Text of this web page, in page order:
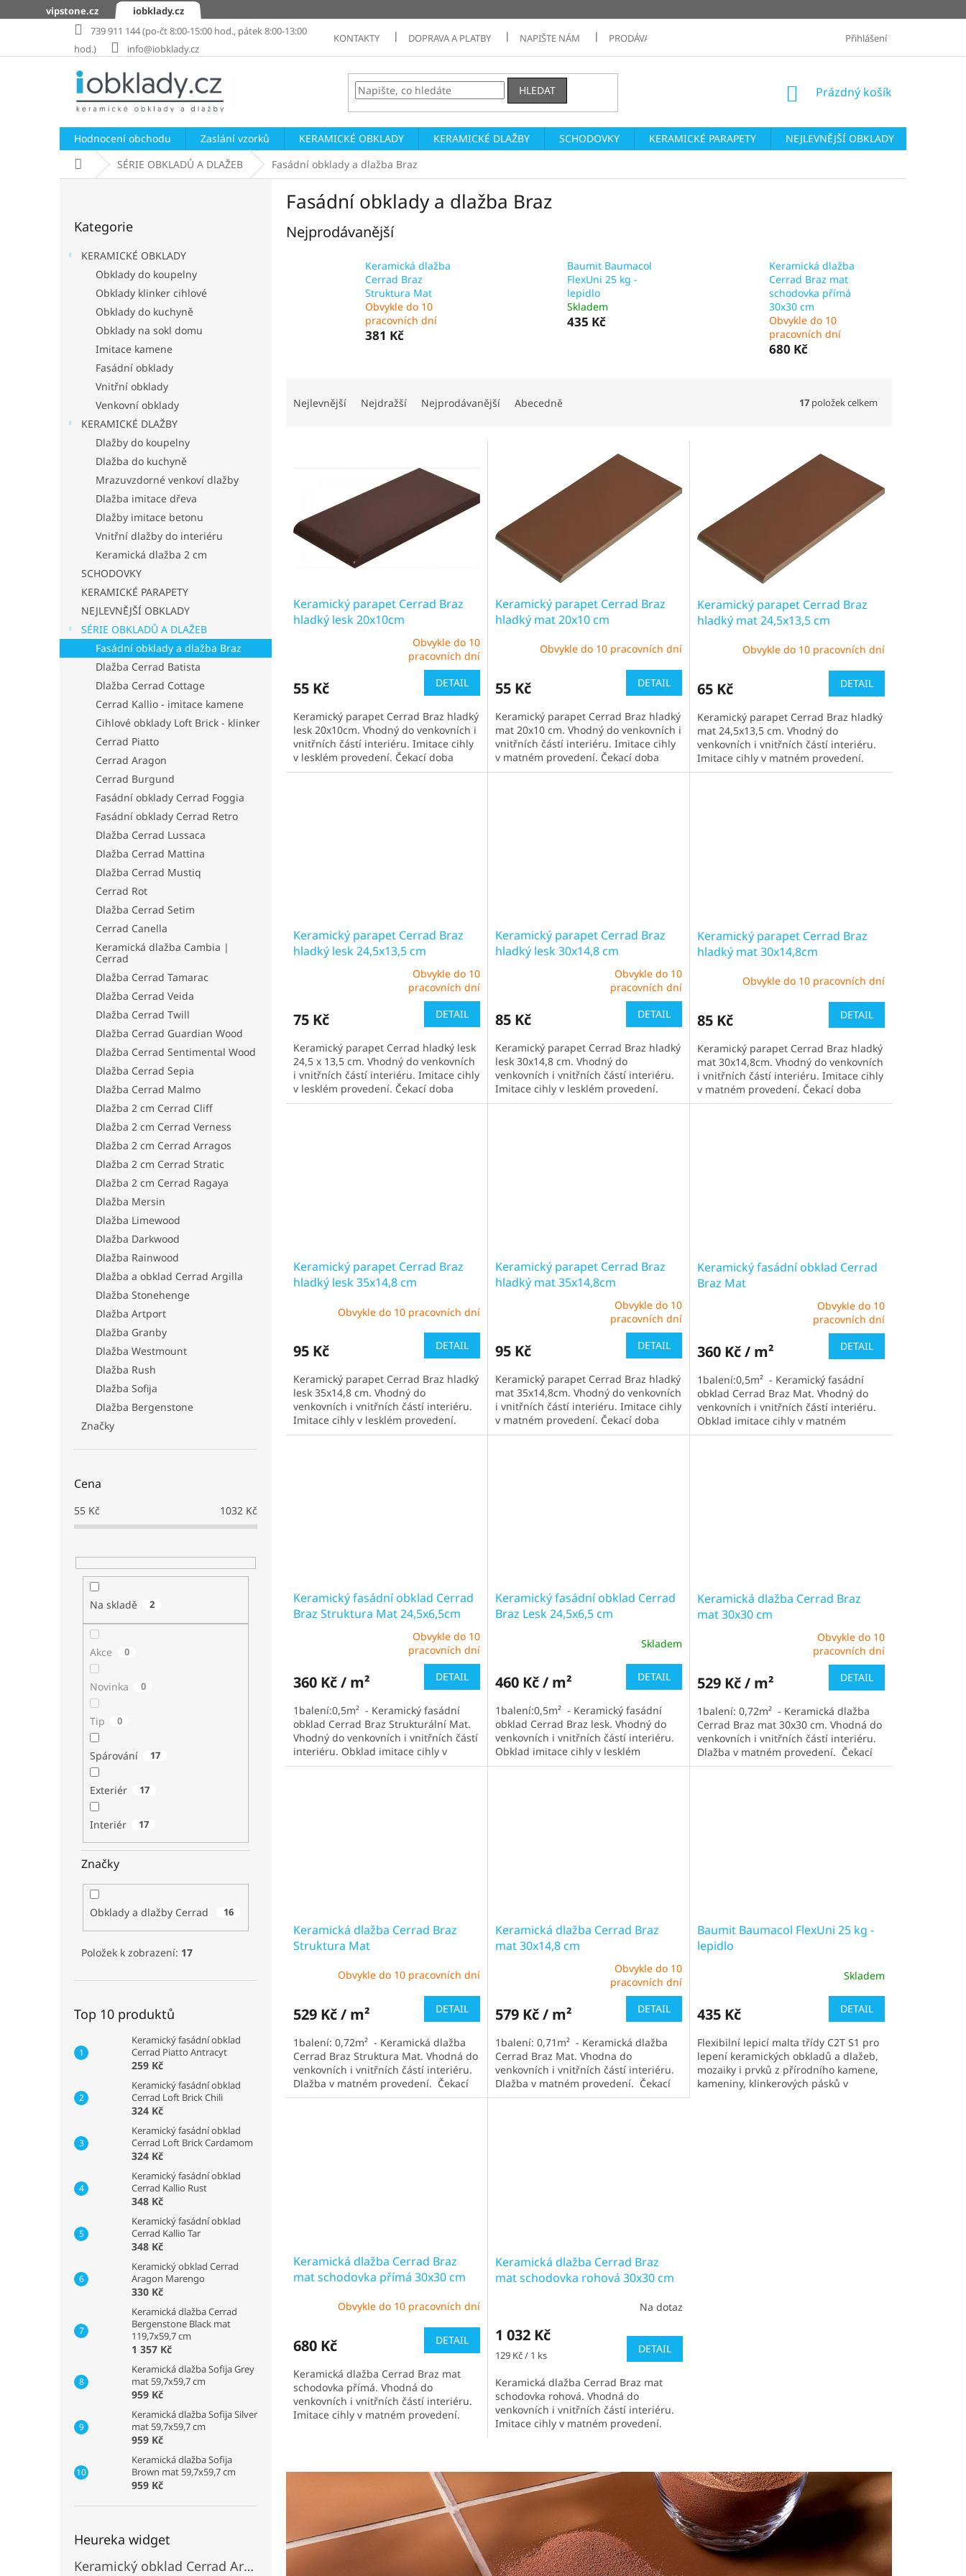
na
vipstone.cz
iobklady.cz
739 911 144 (po-čt 8:00-15:00 hod., pátek 8:00-13:00
hod.)
info@iobklady.cz
KONTAKTY DOPRAVA A PLATBY NAPIŠTE NÁM PRODÁVANÉ ZNAČKY ZASLÁNÍ VZORKŮ
Přihlášení
HLEDAT
NÁKUPNÍ
Prázdný košík
Hodnocení obchodu Zaslání vzorků KERAMICKÉ OBKLADY KERAMICKÉ DLAŽBY SCHODOVKY KERAMICKÉ PARAPETY NEJLEVNĚJŠÍ OBKLADY
Domů SÉRIE OBKLADŮ A DLAŽEB Fasádní obklady a dlažba Braz
kategorie
Kategorie
KERAMICKÉ OBKLADY
Obklady do koupelny
Obklady klinker cihlové
Obklady do kuchyně
Obklady na sokl domu
Imitace kamene
Fasádní obklady
Vnitřní obklady
Venkovní obklady
KERAMICKÉ DLAŽBY
Dlažby do koupelny
Dlažba do kuchyně
Mrazuvzdorné venkoví dlažby
Dlažba imitace dřeva
Dlažby imitace betonu
Vnitřní dlažby do interiéru
Keramická dlažba 2 cm
SCHODOVKY
KERAMICKÉ PARAPETY
NEJLEVNĚJŠÍ OBKLADY
SÉRIE OBKLADŮ A DLAŽEB
Fasádní obklady a dlažba Braz
Dlažba Cerrad Batista
Dlažba Cerrad Cottage
Cerrad Kallio - imitace kamene
Cihlové obklady Loft Brick - klinker
Cerrad Piatto
Cerrad Aragon
Cerrad Burgund
Fasádní obklady Cerrad Foggia
Fasádní obklady Cerrad Retro
Dlažba Cerrad Lussaca
Dlažba Cerrad Mattina
Dlažba Cerrad Mustiq
Cerrad Rot
Dlažba Cerrad Setim
Cerrad Canella
Keramická dlažba Cambia |
Cerrad
Dlažba Cerrad Tamarac
Dlažba Cerrad Veida
Dlažba Cerrad Twill
Dlažba Cerrad Guardian Wood
Dlažba Cerrad Sentimental Wood
Dlažba Cerrad Sepia
Dlažba Cerrad Malmo
Dlažba 2 cm Cerrad Cliff
Dlažba 2 cm Cerrad Verness
Dlažba 2 cm Cerrad Arragos
Dlažba 2 cm Cerrad Stratic
Dlažba 2 cm Cerrad Ragaya
Dlažba Mersin
Dlažba Limewood
Dlažba Darkwood
Dlažba Rainwood
Dlažba a obklad Cerrad Argilla
Dlažba Stonehenge
Dlažba Artport
Dlažba Granby
Dlažba Westmount
Dlažba Rush
Dlažba Sofija
Dlažba Bergenstone
Značky
Cena
55 Kč 1032 Kč
Na skladě 2
Akce 0
Novinka 0
Tip 0
Spárování 17
Exteriér 17
Interiér 17
Značky
Obklady a dlažby Cerrad 16
Položek k zobrazení: 17
Top 10 produktů
Keramický fasádní obklad
Cerrad Piatto Antracyt
259 Kč
Keramický fasádní obklad
Cerrad Loft Brick Chili
324 Kč
Keramický fasádní obklad
Cerrad Loft Brick Cardamom
324 Kč
Keramický fasádní obklad
Cerrad Kallio Rust
348 Kč
Keramický fasádní obklad
Cerrad Kallio Tar
348 Kč
Keramický obklad Cerrad
Aragon Marengo
330 Kč
Keramická dlažba Cerrad
Bergenstone Black mat
119,7x59,7 cm
1 357 Kč
Keramická dlažba Sofija Grey
mat 59,7x59,7 cm
959 Kč
Keramická dlažba Sofija Silver
mat 59,7x59,7 cm
959 Kč
Keramická dlažba Sofija
Brown mat 59,7x59,7 cm
959 Kč
Heureka widget
Keramický obklad Cerrad Aragon Savana
Fasádní obklady a dlažba Braz
Nejprodávanější
Keramická dlažba
Cerrad Braz
Struktura Mat
Obvykle do 10
pracovních dní
381 Kč
Baumit Baumacol
FlexUni 25 kg -
lepidlo
Skladem
435 Kč
Keramická dlažba
Cerrad Braz mat
schodovka přímá
30x30 cm
Obvykle do 10
pracovních dní
680 Kč
d
Nejlevnější Nejdražší Nejprodávanější Abecedně 17 položek celkem
p
Keramický parapet Cerrad Braz
hladký lesk 20x10cm
je
z
5
hvězdiček.
Obvykle do 10
pracovních dní
55 Kč DETAIL
Keramický parapet Cerrad Braz hladký
lesk 20x10cm. Vhodný do venkovních i
vnitřních částí interiéru. Imitace cihly
v lesklém provedení. Čekací doba
obvykle 1-2 týdny
Keramický parapet Cerrad Braz
hladký mat 20x10 cm
Obvykle do 10 pracovních dní
55 Kč DETAIL
Keramický parapet Cerrad Braz hladký
mat 20x10 cm. Vhodný do venkovních i
vnitřních částí interiéru. Imitace cihly
v matném provedení. Čekací doba
obvykle 1-2 týdny
Keramický parapet Cerrad Braz
hladký mat 24,5x13,5 cm
Obvykle do 10 pracovních dní
65 Kč DETAIL
Keramický parapet Cerrad Braz hladký
mat 24,5x13,5 cm. Vhodný do
venkovních i vnitřních částí interiéru.
Imitace cihly v matném provedení.
Čekací doba obvykle 1-2 týdny
Keramický parapet Cerrad Braz
hladký lesk 24,5x13,5 cm
je
z
5
hvězdiček.
Obvykle do 10
pracovních dní
75 Kč DETAIL
Keramický parapet Cerrad hladký lesk
24,5 x 13,5 cm. Vhodný do venkovních
i vnitřních částí interiéru. Imitace cihly
v lesklém provedení. Čekací doba
obvykle 1-2 týdny
Keramický parapet Cerrad Braz
hladký lesk 30x14,8 cm
je
z
5
hvězdiček.
Obvykle do 10
pracovních dní
85 Kč DETAIL
Keramický parapet Cerrad Braz hladký
lesk 30x14,8 cm. Vhodný do
venkovních i vnitřních částí interiéru.
Imitace cihly v lesklém provedení.
Čekací doba obvykle 1-2 týdny
Keramický parapet Cerrad Braz
hladký mat 30x14,8cm
Obvykle do 10 pracovních dní
85 Kč DETAIL
Keramický parapet Cerrad Braz hladký
mat 30x14,8cm. Vhodný do venkovních
i vnitřních částí interiéru. Imitace cihly
v matném provedení. Čekací doba
obvykle 1-2 týdny
Keramický parapet Cerrad Braz
hladký lesk 35x14,8 cm
Obvykle do 10 pracovních dní
95 Kč DETAIL
Keramický parapet Cerrad Braz hladký
lesk 35x14,8 cm. Vhodný do
venkovních i vnitřních částí interiéru.
Imitace cihly v lesklém provedení.
Čekací doba obvykle 1-2 týdny
Keramický parapet Cerrad Braz
hladký mat 35x14,8cm
je
z
5
hvězdiček.
Obvykle do 10
pracovních dní
95 Kč DETAIL
Keramický parapet Cerrad Braz hladký
mat 35x14,8cm. Vhodný do venkovních
i vnitřních částí interiéru. Imitace cihly
v matném provedení. Čekací doba
obvykle 1-2 týdny Ve...
Keramický fasádní obklad Cerrad
Braz Mat
je
z
5
hvězdiček.
Obvykle do 10
pracovních dní
360 Kč / m² DETAIL
1balení:0,5m² - Keramický fasádní
obklad Cerrad Braz Mat. Vhodný do
venkovních i vnitřních částí interiéru.
Obklad imitace cihly v matném
provedení. Čekací doba...
Keramický fasádní obklad Cerrad
Braz Struktura Mat 24,5x6,5cm
je
z
5
hvězdiček.
Obvykle do 10
pracovních dní
360 Kč / m² DETAIL
1balení:0,5m² - Keramický fasádní
obklad Cerrad Braz Strukturální Mat.
Vhodný do venkovních i vnitřních částí
interiéru. Obklad imitace cihly v
matném strukturálním...
Keramický fasádní obklad Cerrad
Braz Lesk 24,5x6,5 cm
je
z
5
hvězdiček.
Skladem
460 Kč / m² DETAIL
1balení:0,5m² - Keramický fasádní
obklad Cerrad Braz lesk. Vhodný do
venkovních i vnitřních částí interiéru.
Obklad imitace cihly v lesklém
provedení.
Keramická dlažba Cerrad Braz
mat 30x30 cm
je
z
5
hvězdiček.
Obvykle do 10
pracovních dní
529 Kč / m² DETAIL
1balení: 0,72m² - Keramická dlažba
Cerrad Braz mat 30x30 cm. Vhodná do
venkovních i vnitřních částí interiéru.
Dlažba v matném provedení. Čekací
doba obvykle 1-2 týdny
Keramická dlažba Cerrad Braz
Struktura Mat
Obvykle do 10 pracovních dní
529 Kč / m² DETAIL
1balení: 0,72m² - Keramická dlažba
Cerrad Braz Struktura Mat. Vhodná do
venkovních i vnitřních částí interiéru.
Dlažba v matném provedení. Čekací
doba obvykle 1-2...
Keramická dlažba Cerrad Braz
mat 30x14,8 cm
je
z
5
hvězdiček.
Obvykle do 10
pracovních dní
579 Kč / m² DETAIL
1balení: 0,71m² - Keramická dlažba
Cerrad Braz Mat. Vhodna do
venkovních i vnitřních částí interiéru.
Dlažba v matném provedení. Čekací
doba cca 1-2 týdny
Baumit Baumacol FlexUni 25 kg -
lepidlo
je
z
5
hvězdiček.
Skladem
435 Kč DETAIL
Flexibilní lepicí malta třídy C2T S1 pro
lepení keramických obkladů a dlažeb,
mozaiky i prvků z přírodního kamene,
kameniny, klinkerových pásků v
Keramická dlažba Cerrad Braz
mat schodovka přímá 30x30 cm
Obvykle do 10 pracovních dní
680 Kč DETAIL
Keramická dlažba Cerrad Braz mat
schodovka přímá. Vhodná do
venkovních i vnitřních částí interiéru.
Imitace cihly v matném provedení.
Keramická dlažba Cerrad Braz
mat schodovka rohová 30x30 cm
Na dotaz
1 032 Kč
Měrná
129 Kč / 1 ks DETAIL
Keramická dlažba Cerrad Braz mat
schodovka rohová. Vhodná do
venkovních i vnitřních částí interiéru.
Imitace cihly v matném provedení.
v
l
d
a
c
í
p